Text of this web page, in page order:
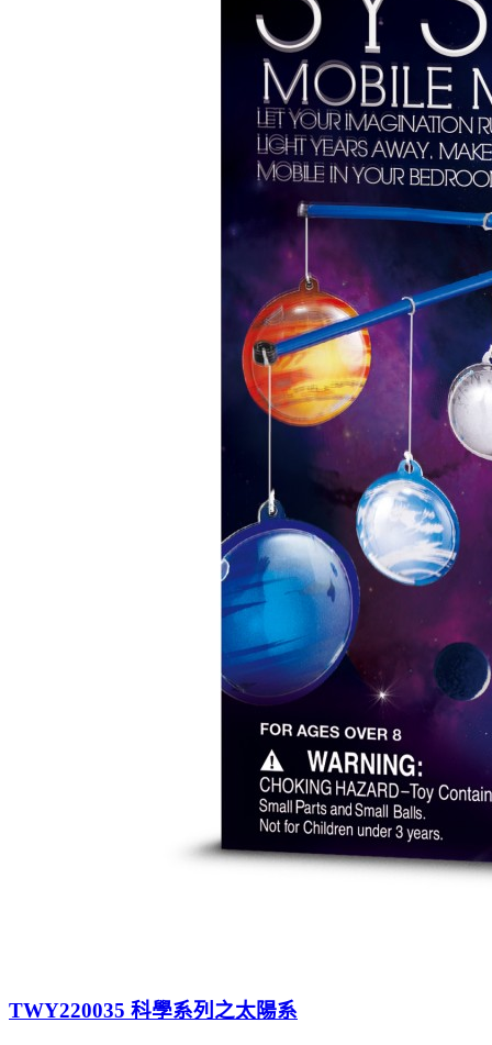
TWY220035 科學系列之太陽系